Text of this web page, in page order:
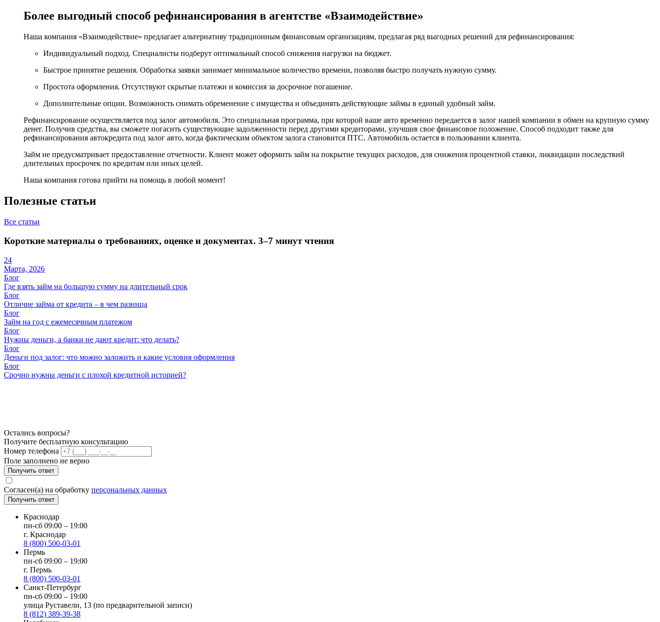
Более выгодный способ рефинансирования в агентстве «Взаимодействие»
Наша компания «Взаимодействие» предлагает альтернативу традиционным финансовым организациям, предлагая ряд выгодных решений для рефинансирования:
Индивидуальный подход. Специалисты подберут оптимальный способ снижения нагрузки на бюджет.
Быстрое принятие решения. Обработка заявки занимает минимальное количество времени, позволяя быстро получать нужную сумму.
Простота оформления. Отсутствуют скрытые платежи и комиссия за досрочное погашение.
Дополнительные опции. Возможность снимать обременение с имущества и объединять действующие займы в единый удобный займ.
Рефинансирование осуществляется под залог автомобиля. Это специальная программа, при которой ваше авто временно передается в залог нашей компании в обмен на крупную сумму
денег. Получив средства, вы сможете погасить существующие задолженности перед другими кредиторами, улучшив свое финансовое положение. Способ подходит также для
рефинансирования автокредита под залог авто, когда фактическим объектом залога становится ПТС. Автомобиль остается в пользовании клиента.
Займ не предусматривает предоставление отчетности. Клиент может оформить займ на покрытие текущих расходов, для снижения процентной ставки, ликвидации последствий
длительных просрочек по кредитам или иных целей.
Наша компания готова прийти на помощь в любой момент!
Полезные статьи
Все статьи
Короткие материалы о требованиях, оценке и документах. 3–7 минут чтения
24
Марта, 2026
Блог
Где взять займ на большую сумму на длительный срок
Блог
Отличие займа от кредита – в чем разница
Блог
Займ на год с ежемесячным платежом
Блог
Нужны деньги, а банки не дают кредит: что делать?
Блог
Деньги под залог: что можно заложить и какие условия оформления
Блог
Срочно нужны деньги с плохой кредитной историей?
Остались вопросы?
Получите бесплатную консультацию
Номер телефона
Поле заполнено не верно
Получить ответ
Согласен(а) на обработку персональных данных
Получить ответ
Краснодар
пн-сб 09:00 – 19:00
г. Краснодар
8 (800) 500-03-01
Пермь
пн-сб 09:00 – 19:00
г. Пермь
8 (800) 500-03-01
Санкт-Петербург
пн-сб 09:00 – 19:00
улица Руставели, 13 (по предварительной записи)
8 (812) 389-39-38